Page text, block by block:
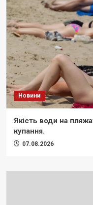
Новини
Якість води на
купання.
07.08.2026